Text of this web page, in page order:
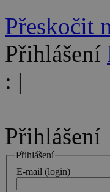
Přeskočit
Přihlášení
: |
Přihlášení
Přihlášení
E-mail (login)